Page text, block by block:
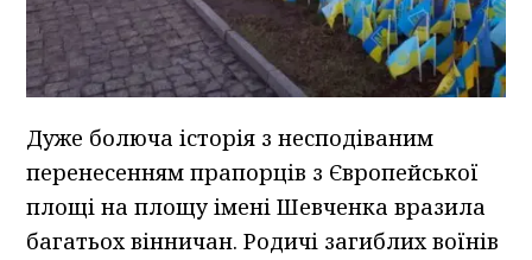
Дуже болюча історія з несподіваним
перенесенням прапорців з Європейської
площі на площу імені Шевченка вразила
багатьох вінничан. Родичі загиблих воїнів